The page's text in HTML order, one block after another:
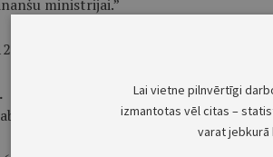
ministrijai.”
šādā redakcijā:
Programmas “Valsts aizsardzība,
Lai vietne pilnvērtīgi
izmantotas vēl citas –
varat jebkurā